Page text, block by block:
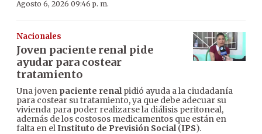
Agosto 6, 2026 09:46 p. m.
Nacionales
Joven paciente renal pide
ayudar para costear
tratamiento
Una joven paciente renalpidió ayuda a la ciudadanía
para costear su tratamiento, ya que debe adecuar su
vivienda para poder realizarse la diálisis peritoneal,
además de los costosos medicamentos que están en
falta en elInstituto de Previsión Social(IPS).